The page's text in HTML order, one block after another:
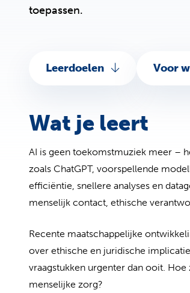
toepassen.
Leerdoelen Voor
Wat je leert
AI is geen toekomstmuziek meer –
zoals ChatGPT, voorspellende
efficiëntie, snellere analyses en
menselijk contact, ethische
Recente maatschappelijke
over ethische en juridische
vraagstukken urgenter dan ooit.
menselijke zorg?